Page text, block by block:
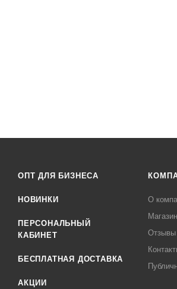
ОПТ ДЛЯ БИЗНЕСА
НОВИНКИ
ПЕРСОНАЛЬНЫЙ
КАБИНЕТ
БЕСПЛАТНАЯ ДОСТАВКА
АКЦИИ
О
Отзывы